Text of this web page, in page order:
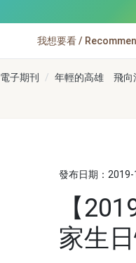
我想要看 /
電子期刊 年輕的高雄 飛向
發布日期：
【
家生